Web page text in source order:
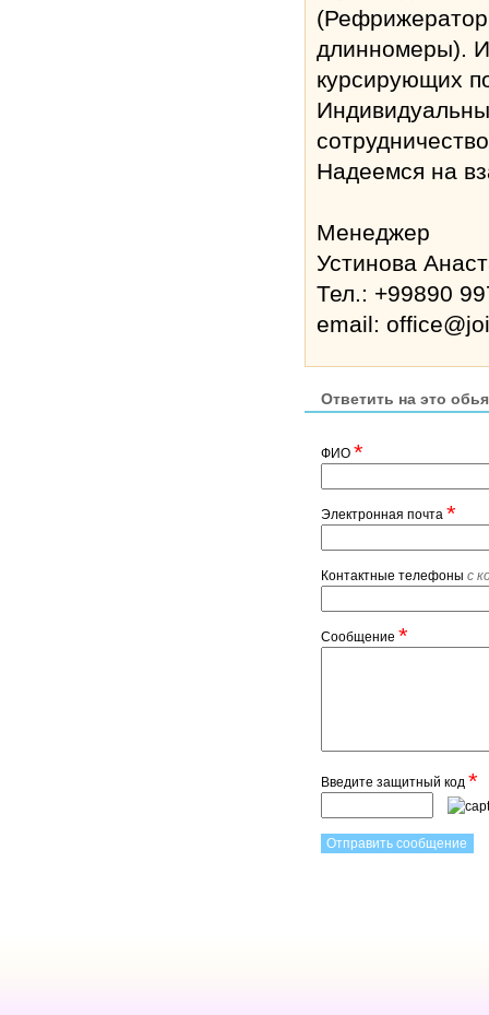
длинномеры).
курсирующих
Надеемся на
Менеджер
Устинова
Тел.: +99890
email:
Ответить на это
ФИО *
Электронная почта *
Контактные телефоны с
Сообщение *
Введите защитный код *